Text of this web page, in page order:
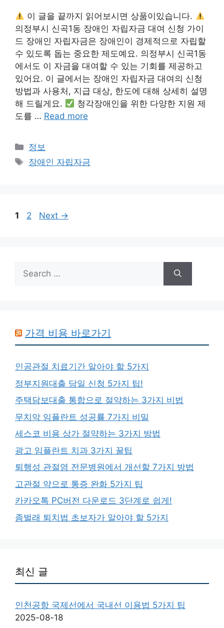
이 글을 끝까지 읽어보시면 상품이있습니다.
의정부시 신곡1동 장애인 자립자금 대여 신청 가이
드 장애인 자립자금은 장애인이 경제적으로 자립할
수 있도록 돕는 중요한 제도예요. 의정부시 신곡1동
에서도 이 자금을 대여할 수 있는 기회를 제공하고
있어요. 이 글에서는 장애인 자립자금 대여의 신청
방법과 사용처, 지급 대상, 한도에 대해 상세히 설명
해 드릴게요.
청각장애인을 위한 다양한 지원 제
도를 … Read more
Categories
정보
Tags
장애인 자립자금
Page
1 Page
2 Next →
Search
for:
가격 비용 바로가기
인공관절 치료기간 알아야 할 5가지
정부지원대출 당일 신청 5가지 팁!
주택담보대출 통합으로 절약하는 3가지 비법
무치악 임플란트 성공률 7가지 비밀
세스코 비용 상가 절약하는 3가지 방법
광고 임플란트 치과 3가지 꿀팁
퇴행성 관절염 전문병원에서 개선할 7가지 방법
고관절 약으로 통증 완화 5가지 팁
카카오톡 PC버전 다운로드 3단계로 쉽게!
좀벌래 퇴치법 초보자가 알아야 할 5가지
최신 글
인천공항 국제선에서 국내선 이용법 5가지 팁
2025-08-18